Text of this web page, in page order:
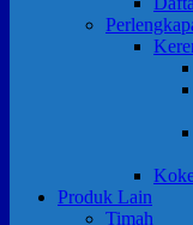
Produk Lain
Timah